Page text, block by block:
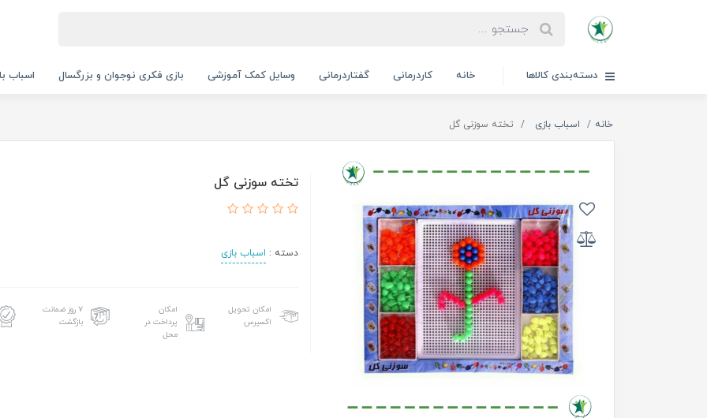
دسته‌بندی کالاها خانه کاردرمانی گفتاردرمانی وسایل کمک آموزشی بازی فکری نوجوان و بزرگسال اسباب
خانه اسباب بازی تخته سوزنی گل
تخته سوزنی گل
دسته : اسباب بازی
امکان تحویل
اکسپرس
امکان
پرداخت در
محل
۷ روز ضمانت
بازگشت